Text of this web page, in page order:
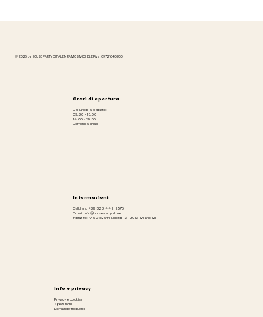
© 2025 by HOUSE PARTY DI FALEN RAMOS MICHELE P.iva: 09721640960
Orari di apertura
Dal lunedì al sabato:
09:30 - 13:00
14:00 - 19:30
Domenica chiusi
Informazioni
Cellulare: +39 328 442 2576
E-mail: info@houseparty.store
Indirizzo: Via Giovanni Ricordi 13, 20131 Milano MI
Info e privacy
Privacy e cookies
Spedizioni
Domande frequenti